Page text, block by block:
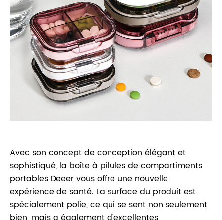
Avec son concept de conception élégant et
sophistiqué, la boîte à pilules de compartiments
portables Deeer vous offre une nouvelle
expérience de santé. La surface du produit est
spécialement polie, ce qui se sent non seulement